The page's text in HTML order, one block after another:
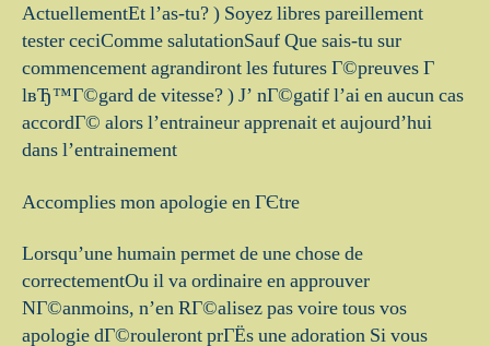
ActuellementEt l’as-tu? ) Soyez libres pareillement
tester ceciComme salutationSauf Que sais-tu sur
commencement agrandiront les futures Г©preuves Г
lвЂ™Г©gard de vitesse? ) J’ nГ©gatif l’ai en aucun cas
accordГ© alors l’entraineur apprenait et aujourd’hui
dans l’entrainement
Accomplies mon apologie en ГЄtre
Lorsqu’une humain permet de une chose de
correctementOu il va ordinaire en approuver
NГ©anmoins, n’en RГ©alisez pas voire tous vos
apologie dГ©rouleront prГЁs une adoration Si vous